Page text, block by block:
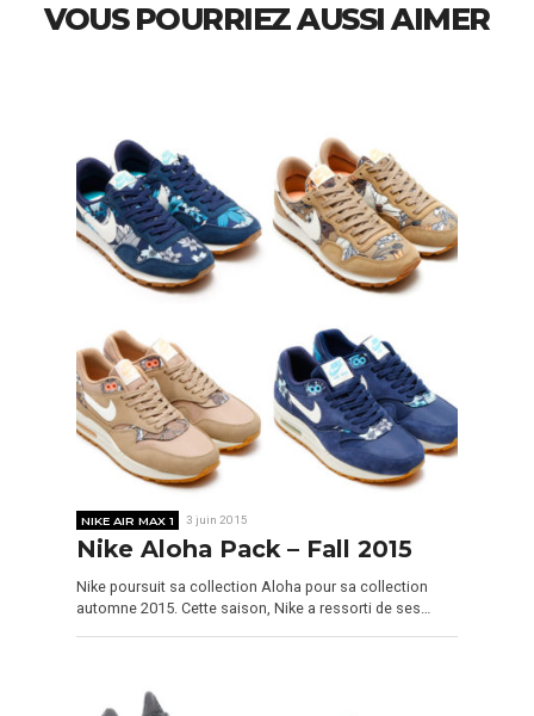
VOUS POURRIEZ AUSSI AIMER
NIKE AIR MAX 1 3 juin 2015
Nike Aloha Pack – Fall 2015
Nike poursuit sa collection Aloha pour sa collection
automne 2015. Cette saison, Nike a ressorti de ses…